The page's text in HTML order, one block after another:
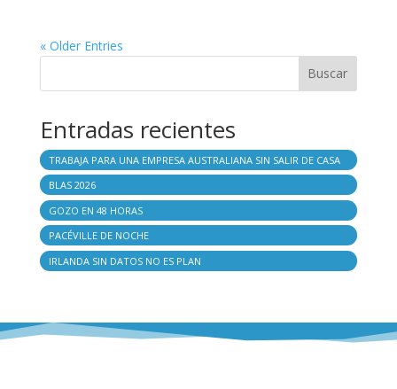
« Older Entries
Buscar
Entradas recientes
TRABAJA PARA UNA EMPRESA AUSTRALIANA SIN SALIR DE CASA
BLAS 2026
GOZO EN 48 HORAS
PACÉVILLE DE NOCHE
IRLANDA SIN DATOS NO ES PLAN